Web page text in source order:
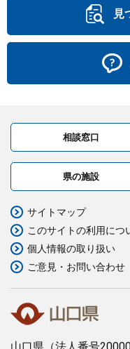
見
相談窓口
県の施設
サイトマップ
このサイトの利用につ
個人情報の取り扱い
ご意見・お問い合わせ